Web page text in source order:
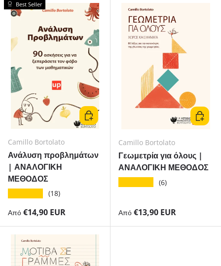
Best Seller
Camillo Bortolato
Ανάλυση προβλημάτων
| ΑΝΑΛΟΓΙΚΗ
ΜΕΘΟΔΟΣ
(18)
Κανονική τιμή
Από €14,90 EUR
Επιλέξτε μορφή
Camillo Bortolato
Γεωμετρία για όλους |
ΑΝΑΛΟΓΙΚΗ ΜΕΘΟΔΟΣ
(6)
Κανονική τιμή
Από €13,90 EUR